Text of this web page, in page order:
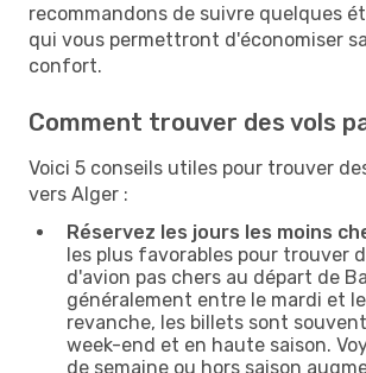
recommandons de suivre quelques
qui vous permettront d'économiser
confort.
Comment trouver des vols
Voici 5 conseils utiles pour trouver
vers Alger :
Réservez les jours les moins
les plus favorables pour trouver
d'avion pas chers au départ de
généralement entre le mardi et
revanche, les billets sont
week-end et en haute saison.
de semaine ou hors saison